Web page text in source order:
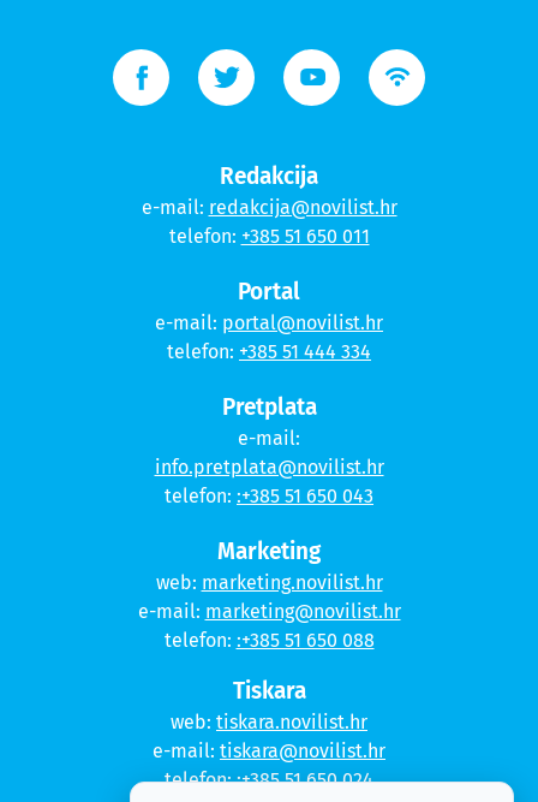
Redakcija
e-mail: redakcija@novilist.hr
telefon: +385 51 650 011
Portal
e-mail: portal@novilist.hr
telefon: +385 51 444 334
Pretplata
e-mail:
info.pretplata@novilist.hr
telefon: :+385 51 650 043
Marketing
web: marketing.novilist.hr
e-mail: marketing@novilist.hr
telefon: :+385 51 650 088
Tiskara
web: tiskara.novilist.hr
e-mail: tiskara@novilist.hr
telefon::+385 51 650 024